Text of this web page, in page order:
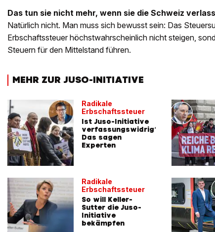
Das tun sie nicht mehr, wenn sie die Schweiz
Natürlich nicht. Man muss sich bewusst sein: Das
Erbschaftssteuer höchstwahrscheinlich nicht steigen,
Steuern für den Mittelstand führen.
MEHR ZUR JUSO-INITIATIVE
Radikale
Erbschaftssteuer
Ist Juso-Initiative
verfassungswidrig?
Das sagen
Experten
Radikale
Erbschaftssteuer
So will Keller-
Sutter die Juso-
Initiative
bekämpfen